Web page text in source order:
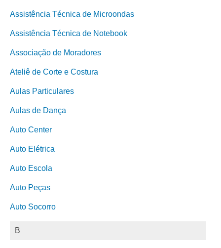
Assistência Técnica de Microondas
Assistência Técnica de Notebook
Associação de Moradores
Ateliê de Corte e Costura
Aulas Particulares
Aulas de Dança
Auto Center
Auto Elétrica
Auto Escola
Auto Peças
Auto Socorro
B